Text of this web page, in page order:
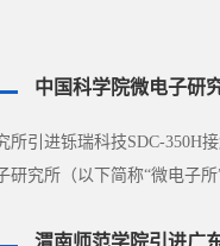
所引进铄瑞科技SDC-350H
研究所（以下简称“微电子